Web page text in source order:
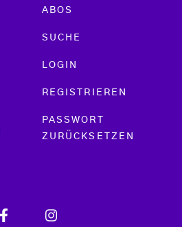
ABOS
SUCHE
LOGIN
REGISTRIEREN
PASSWORT
ZURÜCKSETZEN